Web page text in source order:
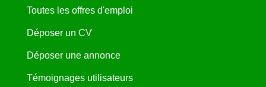
Toutes les offres d'emploi
Déposer un CV
Déposer une annonce
Témoignages utilisateurs